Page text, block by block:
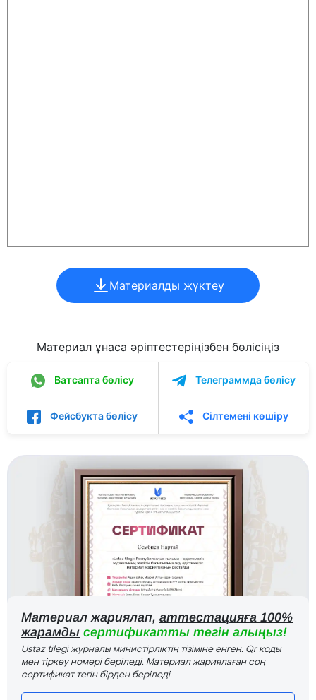
Материалды жүктеу
Материал ұнаса әріптестеріңізбен бөлісіңіз
Ватсапта бөлісу Телеграммда бөлісу
Фейсбукта бөлісу Сілтемені көшіру
Материал жариялап, аттестацияға 100%
жарамды сертификатты тегін алыңыз!
Ustaz tilegi журналы министірліктің тізіміне енген. Qr коды
мен тіркеу номері беріледі. Материал жариялаған соң
сертификат тегін бірден беріледі.